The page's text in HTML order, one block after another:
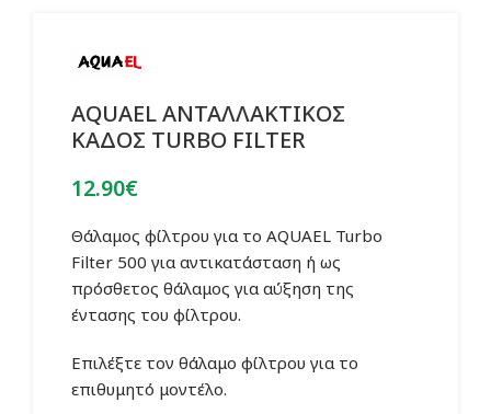
AQUAEL ΑΝΤΑΛΛΑΚΤΙΚΟΣ
ΚΑΔΟΣ TURBO FILTER
12.90€
Θάλαμος φίλτρου για το AQUAEL Turbo
Filter 500 για αντικατάσταση ή ως
πρόσθετος θάλαμος για αύξηση της
έντασης του φίλτρου.
Επιλέξτε τον θάλαμο φίλτρου για το
επιθυμητό μοντέλο.